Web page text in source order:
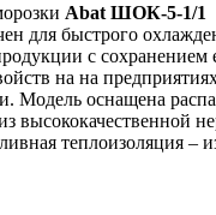
Abat ШОК-5-1/1
для быстрого
с сохранением
на на
Модель оснащена
высококачественной
теплоизоляция –